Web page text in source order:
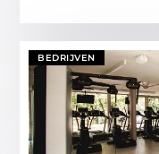
BEDRIJVEN